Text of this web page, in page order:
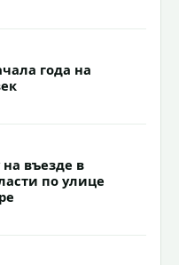
года на
въезде в
по улице